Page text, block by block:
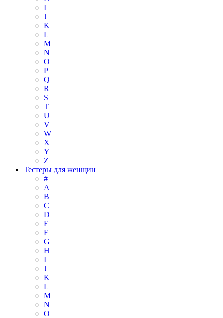
I
J
K
L
M
N
O
P
Q
R
S
T
U
V
W
X
Y
Z
Тестеры для женщин
#
A
B
C
D
E
F
G
H
I
J
K
L
M
N
O